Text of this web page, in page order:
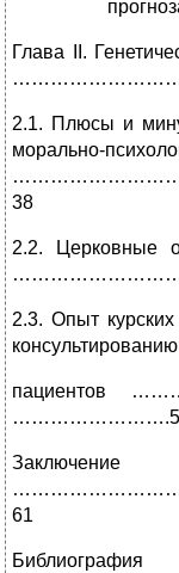
Глава II.
2.1. Плюсы и
морально-
38
2.2. Церковные
2.3. Опыт
консультированию
пациентов
Заключение
61
Библиография